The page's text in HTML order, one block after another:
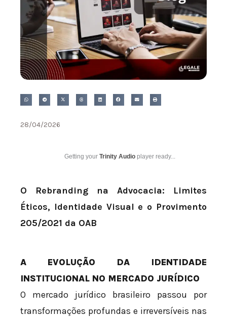
28/04/2026
Getting your Trinity Audio player ready...
O Rebranding na Advocacia: Limites
Éticos, Identidade Visual e o Provimento
205/2021 da OAB
A EVOLUÇÃO DA IDENTIDADE
INSTITUCIONAL NO MERCADO JURÍDICO
O mercado jurídico brasileiro passou por
transformações profundas e irreversíveis nas